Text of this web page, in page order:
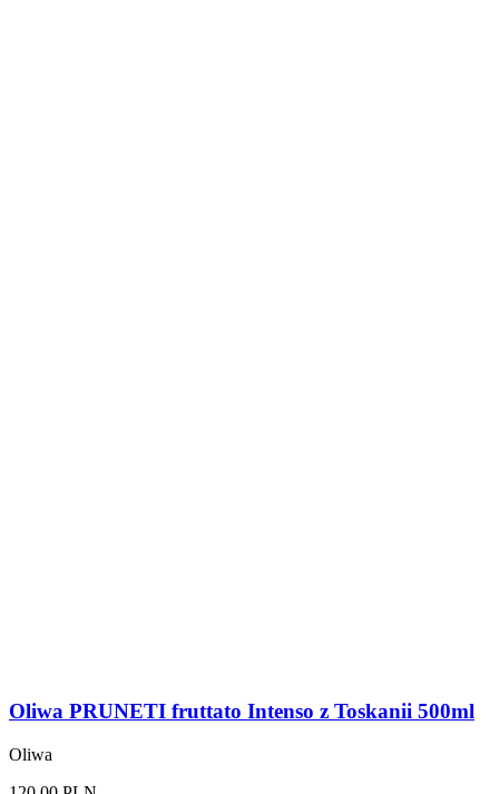
Oliwa PRUNETI fruttato Intenso z Toskanii 500ml
Oliwa